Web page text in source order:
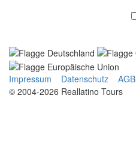
Impressum Datenschutz
AGB
© 2004-2026 Reallatino Tours